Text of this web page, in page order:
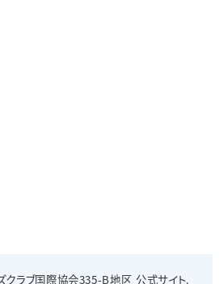
ラブ国際協会335-B地区 公式サイト.